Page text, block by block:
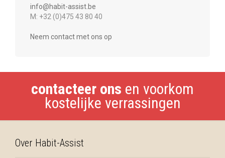
info@habit-assist.be
M: +32 (0)475 43 80 40
Neem contact met ons op
contacteer ons en voorkom
kostelijke verrassingen
Over Habit-Assist